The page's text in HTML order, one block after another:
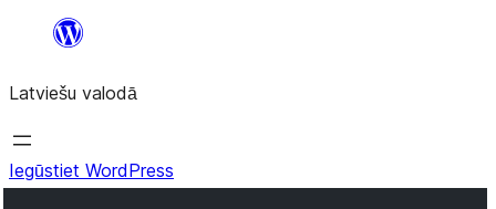
Pāriet
saturu
Latviešu valodā
Iegūstiet WordPress